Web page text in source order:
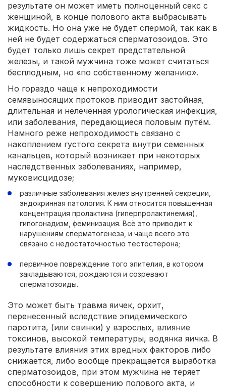
результате он может иметь полноценный секс с
женщиной, в конце полового акта выбрасывать
жидкость. Но она уже не будет спермой, так как в
ней не будет содержаться сперматозоидов. Это
будет только лишь секрет предстательной
железы, и такой мужчина тоже может считаться
бесплодным, но «по собственному желанию».
Но гораздо чаще к непроходимости
семявыносящих протоков приводит застойная,
длительная и нелеченная урологическая инфекция,
или заболевания, передающиеся половым путём.
Намного реже непроходимость связано с
накоплением густого секрета внутри семенных
канальцев, который возникает при некоторых
наследственных заболеваниях, например,
муковисцидозе;
различные заболевания желез внутренней секреции,
эндокринная патология. К ним относится повышенная
концентрация пролактина (гиперпролактинемия),
гипогонадизм, феминизация. Всё это приводит к
нарушениям сперматогенеза, и чаще всего это
связано с недостаточностью тестостерона;
первичное повреждение того эпителия, в котором
закладываются, рождаются и созревают
сперматозоиды.
Это может быть травма яичек, орхит,
перенесенный вследствие эпидемического
паротита, (или свинки) у взрослых, влияние
токсинов, высокой температуры, водянка яичка. В
результате влияния этих вредных факторов либо
снижается, либо вообще прекращается выработка
сперматозоидов, при этом мужчина не теряет
способности к совершению полового акта, и